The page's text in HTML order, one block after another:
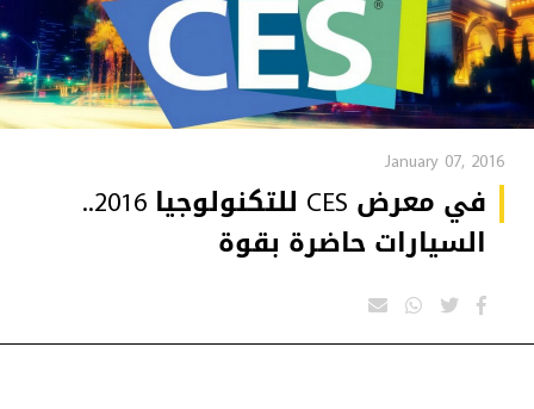
January 07, 2016
في معرض CES للتكنولوجيا 2016..
السيارات حاضرة بقوة